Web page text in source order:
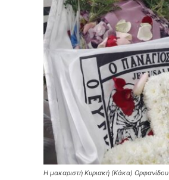
Η μακαριστή Κυριακή (Κάκα) Ορφανίδου